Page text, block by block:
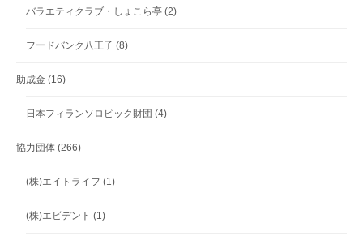
バラエティクラブ・しょこら亭 (2)
フードバンク八王子 (8)
助成金 (16)
日本フィランソロピック財団 (4)
協力団体 (266)
(株)エイトライフ (1)
(株)エビデント (1)